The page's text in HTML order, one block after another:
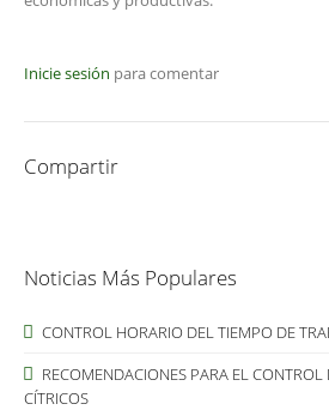
Inicie sesión para comentar
Compartir
Noticias Más Populares
CONTROL HORARIO DEL TIEMPO DE
RECOMENDACIONES PARA EL CONTROL
CÍTRICOS